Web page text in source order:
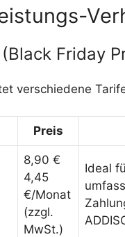
Friday
verschiedene
Preis
8,90 €
4,45
€/Monat
(zzgl.
MwSt.)
Ideal